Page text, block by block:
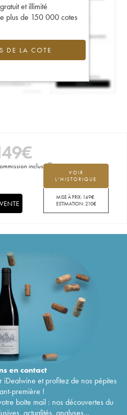
et illimité
plus de 150 000 cotes
DE LA COTE
€
incluse
VOIR
L'HISTORIQUE
MISE À PRIX: 149€
ESTIMATION:210€
encontact
iDealwine et profitez de nos pépites
première !
boîte mail : nos découvertes du
actualités, analyses...